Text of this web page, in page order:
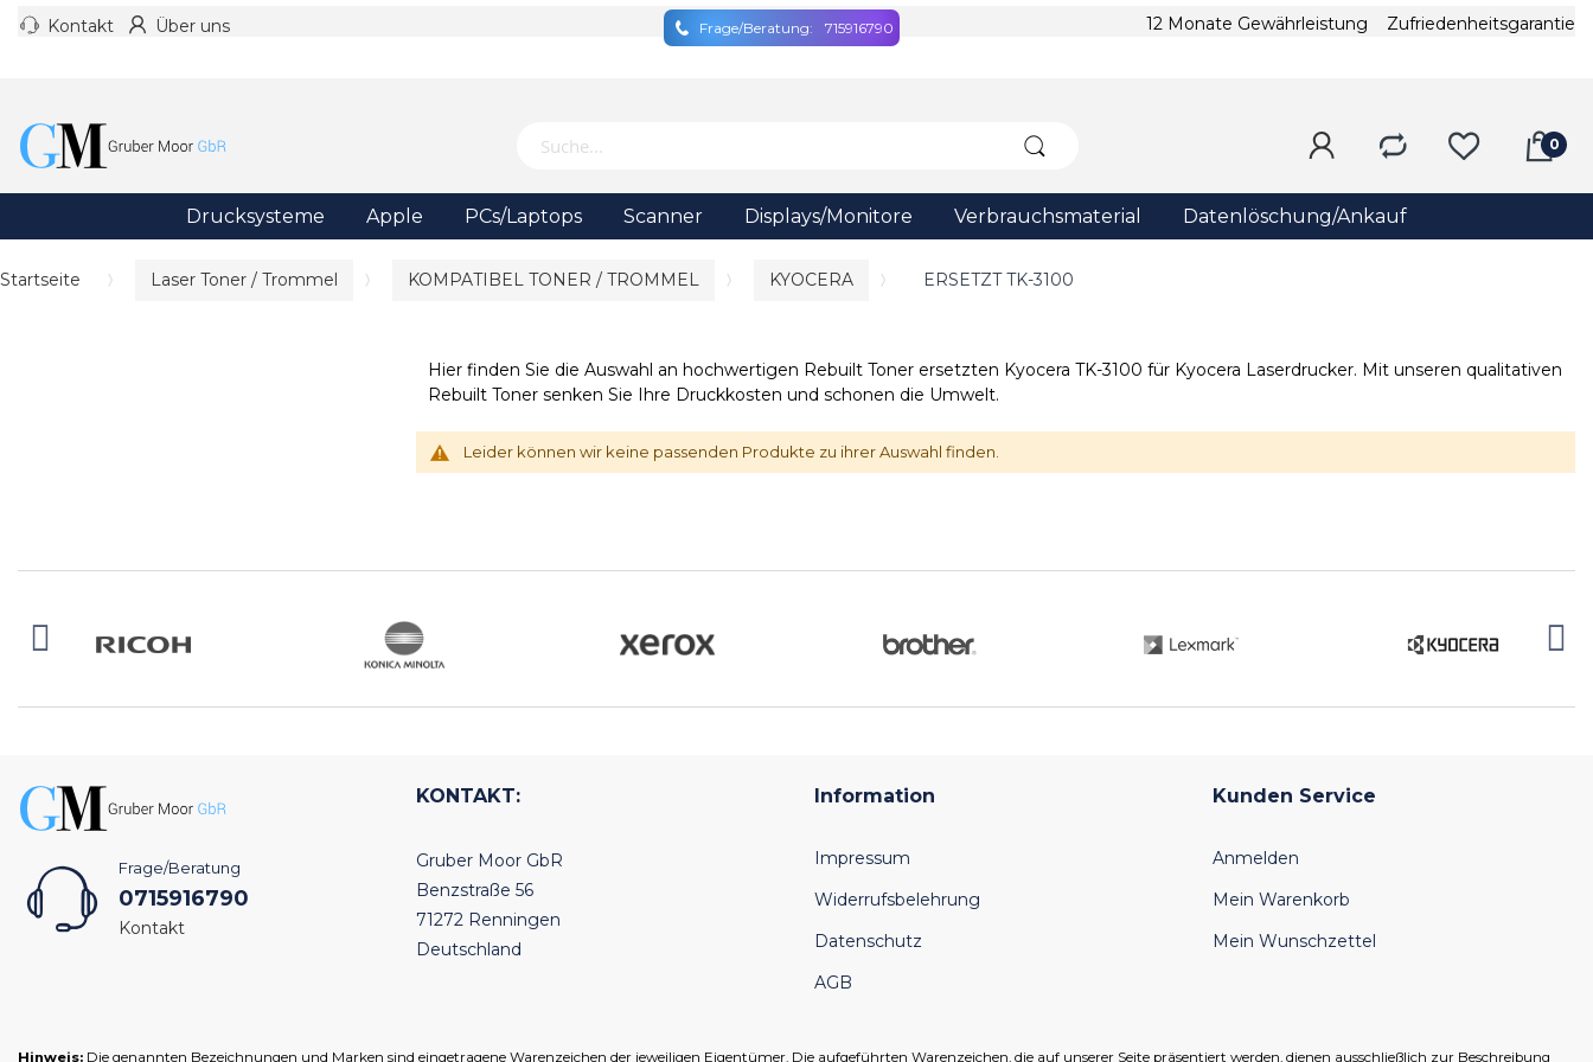
Kontakt Über uns Frage/Beratung: 715916790 12 Monate Gewährleistung Zufriedenheitsgarantie
Drucksysteme Apple PCs/Laptops Scanner Displays/Monitore Verbrauchsmaterial Datenlöschung/Ankauf
Startseite Laser Toner / Trommel KOMPATIBEL TONER / TROMMEL KYOCERA ERSETZT TK-3100
Hier finden Sie die Auswahl an hochwertigen Rebuilt Toner ersetzten Kyocera TK-3100 für Kyocera Laserdrucker. Mit unseren qualitativen
Rebuilt Toner senken Sie Ihre Druckkosten und schonen die Umwelt.
Leider können wir keine passenden Produkte zu ihrer Auswahl finden.
Frage/Beratung
0715916790
Kontakt
KONTAKT:
Gruber Moor GbR
Benzstraße 56
71272 Renningen
Deutschland
Information
Impressum
Widerrufsbelehrung
Datenschutz
AGB
Kunden Service
Anmelden
Mein Warenkorb
Mein Wunschzettel
Hinweis: Die genannten Bezeichnungen und Marken sind eingetragene Warenzeichen der jeweiligen Eigentümer. Die aufgeführten Warenzeichen, die auf unserer Seite präsentiert werden, dienen ausschließlich zur Beschreibung